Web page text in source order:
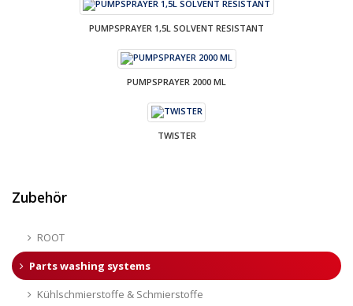
PUMPSPRAYER 1,5L SOLVENT RESISTANT
PUMPSPRAYER 2000 ML
TWISTER
Zubehör
ROOT
Parts washing systems
Kühlschmierstoffe & Schmierstoffe